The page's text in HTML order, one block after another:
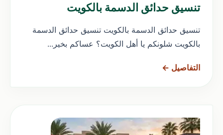
تنسيق حدائق الدسمة بالكويت
تنسيق حدائق الدسمة بالكويت تنسيق حدائق الدسمة
بالكويت شلونكم يا أهل الكويت؟ عساكم بخير...
التفاصيل ←